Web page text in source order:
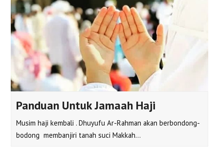
Panduan Untuk Jamaah Haji
Musim haji kembali . Dhuyufu Ar-Rahman akan berbondong-
bodong membanjiri tanah suci Makkah…